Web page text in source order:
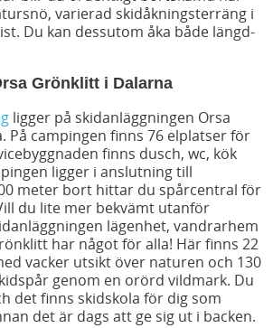
varierad skidåkningsterräng i
Du kan dessutom åka både längd-
Grönklitt i Dalarna
ligger på skidanläggningen Orsa
På campingen finns 76 elplatser för
finns dusch, wc, kök
ligger i anslutning till
meter bort hittar du spårcentral för
du lite mer bekvämt utanför
lägenhet, vandrarhem
har något för alla! Här finns 22
vacker utsikt över naturen och 130
genom en orörd vildmark. Du
det finns skidskola för dig som
det är dags att ge sig ut i backen.